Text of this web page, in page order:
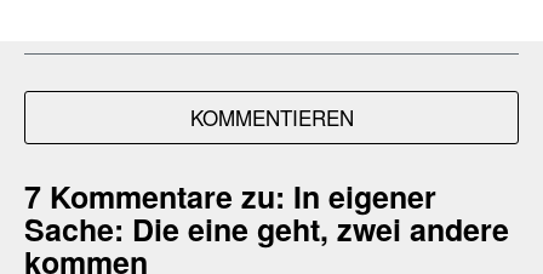
KOMMENTIEREN
7 Kommentare zu: In eigener
Sache: Die eine geht, zwei andere
kommen